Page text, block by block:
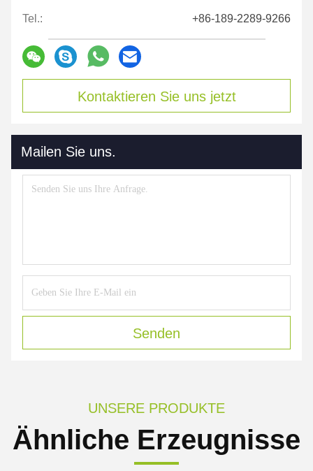
Tel.: +86-189-2289-9266
Kontaktieren Sie uns jetzt
Mailen Sie uns.
Senden
UNSERE PRODUKTE
Ähnliche Erzeugnisse